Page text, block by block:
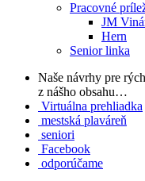
Pracovné
JM
Hern
Senior linka
Naše návrhy pre
z nášho obsahu…
Virtuálna prehliadka
mestská plaváreň
seniori
Facebook
odporúčame